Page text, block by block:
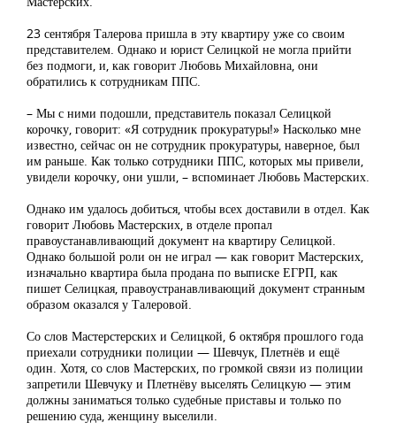
23 сентября Талерова пришла в эту квартиру уже со своим
представителем. Однако и юрист Селицкой не могла прийти
без подмоги, и, как говорит Любовь Михайловна, они
обратились к сотрудникам ППС.
– Мы с ними подошли, представитель показал Селицкой
корочку, говорит: «Я сотрудник прокуратуры!» Насколько мне
известно, сейчас он не сотрудник прокуратуры, наверное, был
им раньше. Как только сотрудники ППС, которых мы привели,
увидели корочку, они ушли, – вспоминает Любовь Мастерских.
Однако им удалось добиться, чтобы всех доставили в отдел. Как
говорит Любовь Мастерских, в отделе пропал
правоустанавливающий документ на квартиру Селицкой.
Однако большой роли он не играл — как говорит Мастерских,
изначально квартира была продана по выписке ЕГРП, как
пишет Селицкая, правоустранавливающий документ странным
образом оказался у Талеровой.
Со слов Мастерстерских и Селицкой, 6 октября прошлого года
приехали сотрудники полиции — Шевчук, Плетнёв и ещё
один. Хотя, со слов Мастерских, по громкой связи из полиции
запретили Шевчуку и Плетнёву выселять Селицкую — этим
должны заниматься только судебные приставы и только по
решению суда, женщину выселили.